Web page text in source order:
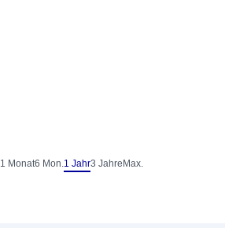
1 Monat6 Mon.1 Jahr3 Jahre Max.